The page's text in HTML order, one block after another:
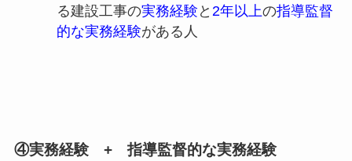
る建設工事の実務経験 と 2年以上の指導監督
的な実務経験がある人
④実務経験 + 指導監督的な実務経験